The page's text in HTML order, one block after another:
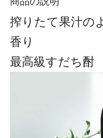
搾りたて果汁の
香り
最高級すだち酎